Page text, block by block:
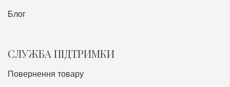
Блог
СЛУЖБА ПІДТРИМКИ
Повернення товару